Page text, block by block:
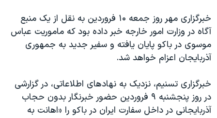
خبرگزاری مهر روز جمعه ۱۰ فروردین به نقل از یک منبع
آگاه در وزارت امور خارجه خبر داده بود که ماموریت عباس
موسوی در باکو پایان یافته و سفیر جدید به جمهوری
آذربایجان اعزام خواهد شد.
خبرگزاری تسنیم، نزدیک به نهادهای اطلاعاتی، در گزارشی
در روز پنجشنبه ۹ فروردین حضور خبرنگار بدون حجاب
آذربایجانی در داخل سفارت ایران در باکو را «اهانت به